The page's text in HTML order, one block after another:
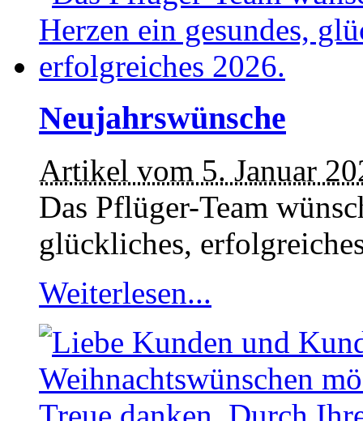
Neujahrswünsche
Artikel vom 5. Januar
Das Pflüger-Team
glückliches,
Weiterlesen...